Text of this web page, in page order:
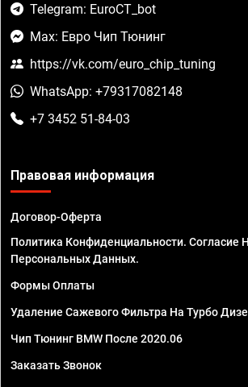
Telegram: EuroCT_bot
Max: Евро Чип Тюнинг
https://vk.com/euro_chip_tuning
WhatsApp: +79317082148
+7 3452 51-84-03
Правовая информация
Договор-Оферта
Политика Конфиденциальности. Согласие
Персональных Данных.
Формы Оплаты
Удаление Сажевого Фильтра На Турбо
Чип Тюнинг BMW После 2020.06
Заказать Звонок